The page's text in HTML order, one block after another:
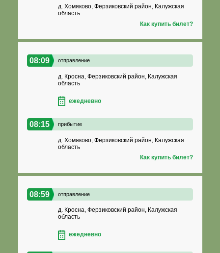
д. Хомяково, Ферзиковский район, Калужская
область
Как купить билет?
08:09 отправление
д. Кросна, Ферзиковский район, Калужская
область
ежедневно
08:15 прибытие
д. Хомяково, Ферзиковский район, Калужская
область
Как купить билет?
08:59 отправление
д. Кросна, Ферзиковский район, Калужская
область
ежедневно